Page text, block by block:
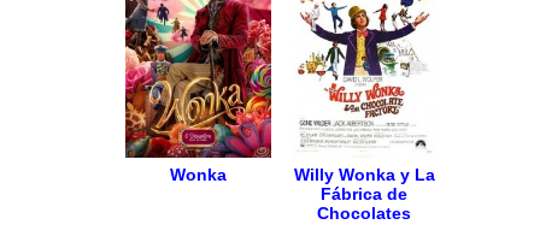
Wonka
Willy Wonka y La
Fábrica de
Chocolates